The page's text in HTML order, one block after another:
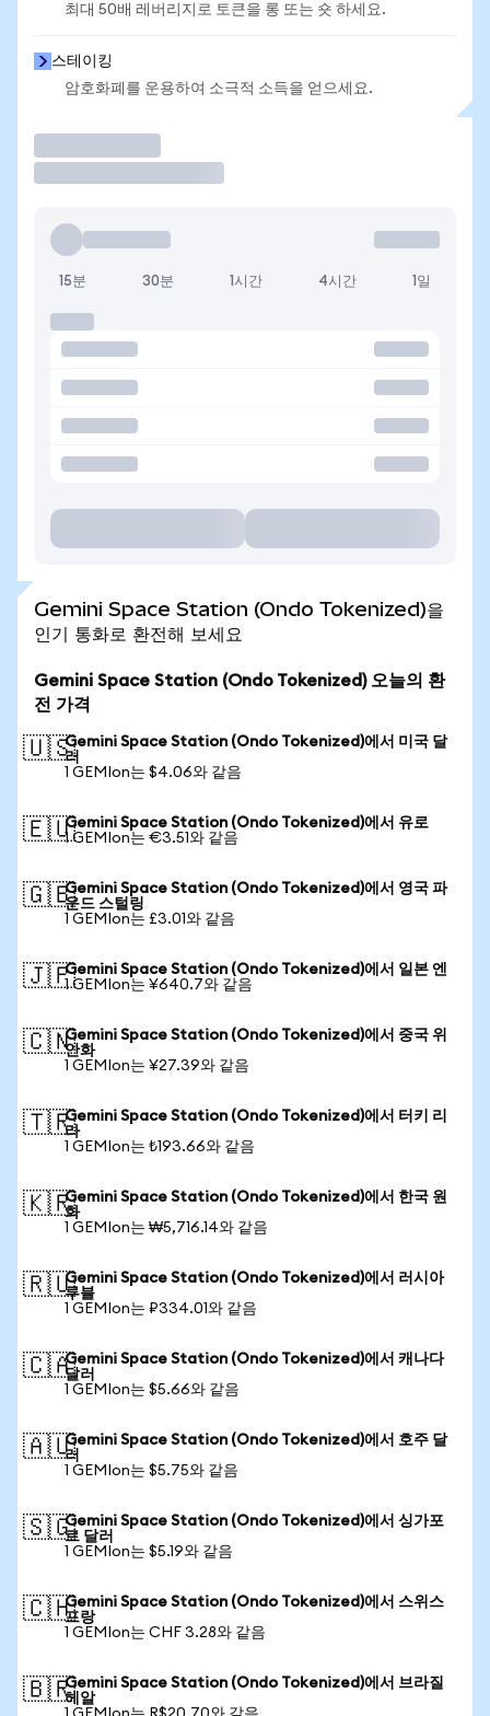
최대 50배 레버리지로 토큰을 롱 또는 숏 하세요.
스테이킹
암호화폐를 운용하여 소극적 소득을 얻으세요.
15분 30분 1시간 4시간 1일
Gemini Space Station (Ondo Tokenized)을
인기 통화로 환전해 보세요
Gemini Space Station (Ondo Tokenized) 오늘의 환
전 가격
🇺🇸Gemini Space Station (Ondo Tokenized)에서 미국 달
러
1 GEMIon는 $4.06와 같음
🇪🇺Gemini Space Station (Ondo Tokenized)에서 유로
1 GEMIon는 €3.51와 같음
🇬🇧Gemini Space Station (Ondo Tokenized)에서 영국 파
운드 스털링
1 GEMIon는 £3.01와 같음
🇯🇵Gemini Space Station (Ondo Tokenized)에서 일본 엔
1 GEMIon는 ¥640.7와 같음
🇨🇳Gemini Space Station (Ondo Tokenized)에서 중국 위
안화
1 GEMIon는 ¥27.39와 같음
🇹🇷Gemini Space Station (Ondo Tokenized)에서 터키 리
라
1 GEMIon는 ₺193.66와 같음
🇰🇷Gemini Space Station (Ondo Tokenized)에서 한국 원
화
1 GEMIon는 ₩5,716.14와 같음
🇷🇺Gemini Space Station (Ondo Tokenized)에서 러시아
루블
1 GEMIon는 ₽334.01와 같음
🇨🇦Gemini Space Station (Ondo Tokenized)에서 캐나다
달러
1 GEMIon는 $5.66와 같음
🇦🇺Gemini Space Station (Ondo Tokenized)에서 호주 달
러
1 GEMIon는 $5.75와 같음
🇸🇬Gemini Space Station (Ondo Tokenized)에서 싱가포
르 달러
1 GEMIon는 $5.19와 같음
🇨🇭Gemini Space Station (Ondo Tokenized)에서 스위스
프랑
1 GEMIon는 CHF 3.28와 같음
🇧🇷Gemini Space Station (Ondo Tokenized)에서 브라질
헤알